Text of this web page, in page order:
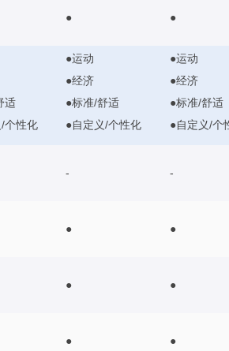
● ●
适
个性化
●运动
●经济
●标准/舒适
●自定义/个性化
●运动
●经济
●标准/舒适
●自定义/个
- -
● ●
● ●
● ●